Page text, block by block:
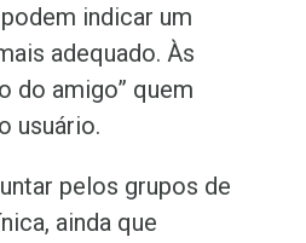
indicar um
adequado. Às
do amigo” quem
usuário.
pelos grupos de
ainda que